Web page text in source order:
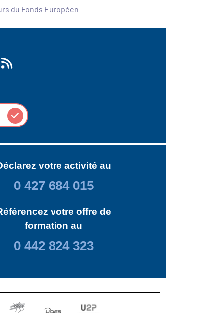
du Fonds Européen
votre activité au
0 427 684 015
votre offre de
formation au
0 442 824 323